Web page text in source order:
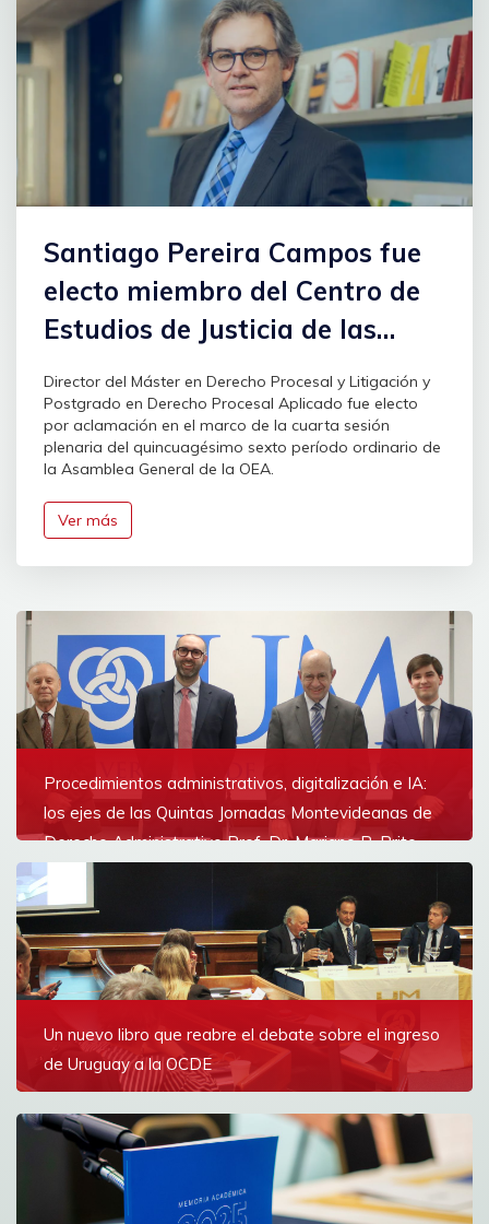
Santiago Pereira Campos fue
electo miembro del Centro de
Estudios de Justicia de las
Américas
Director del Máster en Derecho Procesal y Litigación y
Postgrado en Derecho Procesal Aplicado fue electo
por aclamación en el marco de la cuarta sesión
plenaria del quincuagésimo sexto período ordinario de
la Asamblea General de la OEA.
Ver más
Procedimientos administrativos, digitalización e IA:
los ejes de las Quintas Jornadas Montevideanas de
Derecho Administrativo Prof. Dr. Mariano R. Brito
Las Quintas Jornadas reunieron a académicos para
intercambiar sobre los desafíos actuales de los
procedimientos administrativos
Ver más
Un nuevo libro que reabre el debate sobre el ingreso
de Uruguay a la OCDE
doctorado junto con Ignacio Munyo y Enrique Iglesias;
el ministro Gabriel Oddone ponderó la obra